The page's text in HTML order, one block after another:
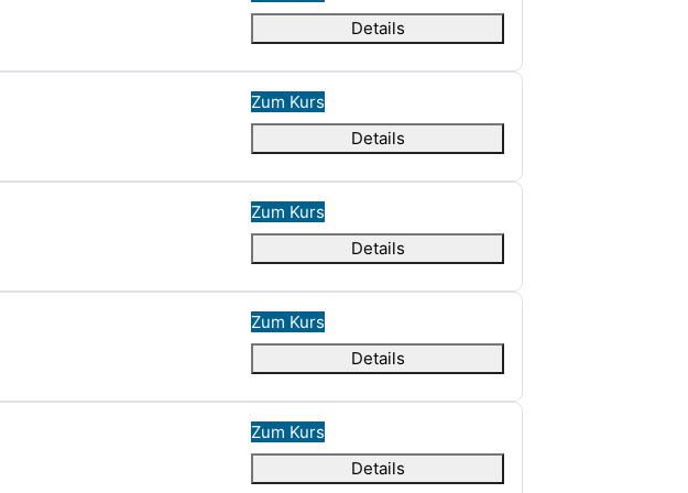
Details
Zum Kurs
Details
Zum Kurs
Details
Zum Kurs
Details
Zum Kurs
Details